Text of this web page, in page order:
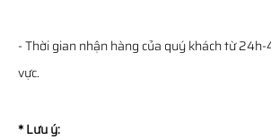
- Thời gian nhận hàng của quý khách từ
vực.
* Lưu ý: